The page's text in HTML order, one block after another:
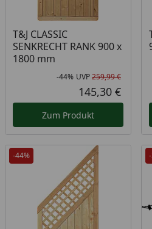
T&J CLASSIC
SENKRECHT RANK 900 x
1800 mm
Rabatt
-44% UVP259,99 €
145,30 €
Zum Produkt
-44%